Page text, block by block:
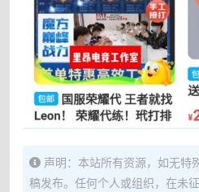
声明：本站所有资源，如无特
稿发布。任何个人或组织，在未